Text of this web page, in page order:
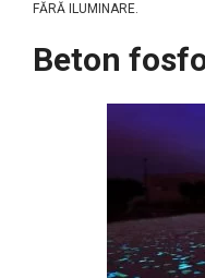
FĂRĂ ILUMINARE.
Beton